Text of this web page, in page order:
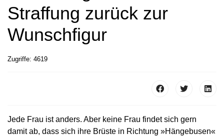
Straffung zurück zur
Wunschfigur
Zugriffe: 4619
Jede Frau ist anders. Aber keine Frau findet sich gern
damit ab, dass sich ihre Brüste in Richtung »Hängebusen«